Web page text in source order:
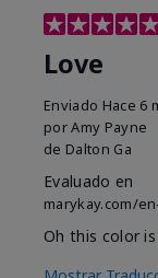
Love
Enviado Hace 6
porAmy Payne
de Dalton Ga
Evaluado en
marykay.com/
Oh this color